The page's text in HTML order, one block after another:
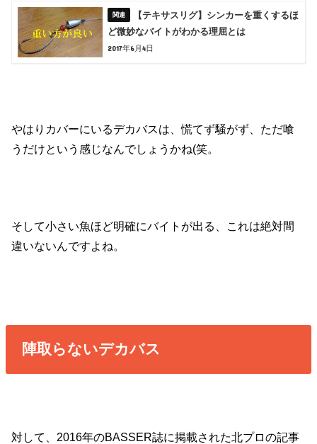
【テキサスリグ】シンカーを重くするほ
ど微妙なバイトがわかる理屈とは
2017年6月4日
やはりカバーにいるデカバスは、慌てず騒がず、ただ喰
うだけという感じなんでしょうかね(笑。
そして小さい魚ほど明確にバイトが出る、これは絶対間
違いないんですよね。
陣取らないデカバス
対して、2016年のBASSER誌に掲載された北プロの記事